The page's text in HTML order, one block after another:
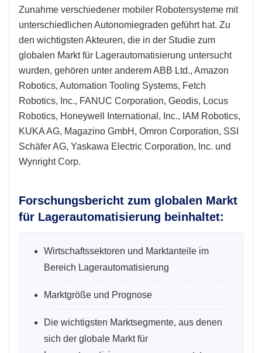
Zunahme verschiedener mobiler Robotersysteme mit
unterschiedlichen Autonomiegraden geführt hat. Zu
den wichtigsten Akteuren, die in der Studie zum
globalen Markt für Lagerautomatisierung untersucht
wurden, gehören unter anderem ABB Ltd., Amazon
Robotics, Automation Tooling Systems, Fetch
Robotics, Inc., FANUC Corporation, Geodis, Locus
Robotics, Honeywell International, Inc., IAM Robotics,
KUKA AG, Magazino GmbH, Omron Corporation, SSI
Schäfer AG, Yaskawa Electric Corporation, Inc. und
Wynright Corp.
Forschungsbericht zum globalen Markt
für Lagerautomatisierung beinhaltet:
Wirtschaftssektoren und Marktanteile im
Bereich Lagerautomatisierung
Marktgröße und Prognose
Die wichtigsten Marktsegmente, aus denen
sich der globale Markt für